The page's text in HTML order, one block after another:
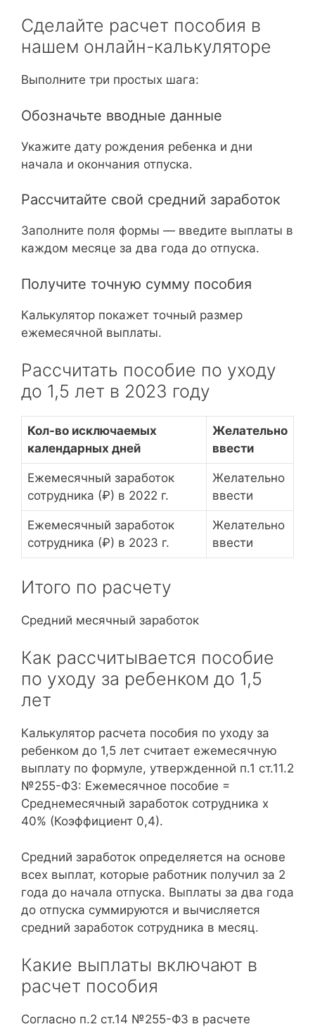
Сделайте расчет пособия в
нашем онлайн-калькуляторе
Выполните три простых шага:
Обозначьте вводные данные
Укажите дату рождения ребенка и дни
начала и окончания отпуска.
Рассчитайте свой средний заработок
Заполните поля формы — введите выплаты в
каждом месяце за два года до отпуска.
Получите точную сумму пособия
Калькулятор покажет точный размер
ежемесячной выплаты.
Рассчитать пособие по уходу
до 1,5 лет в 2023 году
Кол-во исключаемых
календарных дней
Желательно
ввести
Ежемесячный заработок
сотрудника (₽) в 2022 г.
Желательно
ввести
Ежемесячный заработок
сотрудника (₽) в 2023 г.
Желательно
ввести
Итого по расчету
Средний месячный заработок
Как рассчитывается пособие
по уходу за ребенком до 1,5
лет
Калькулятор расчета пособия по уходу за
ребенком до 1,5 лет считает ежемесячную
выплату по формуле, утвержденной п.1 ст.11.2
№255-ФЗ: Ежемесячное пособие =
Среднемесячный заработок сотрудника х
40% (Коэффициент 0,4).
Средний заработок определяется на основе
всех выплат, которые работник получил за 2
года до начала отпуска. Выплаты за два года
до отпуска суммируются и вычисляется
средний заработок сотрудника в месяц.
Какие выплаты включают в
расчет пособия
Согласно п.2 ст.14 №255-ФЗ в расчете